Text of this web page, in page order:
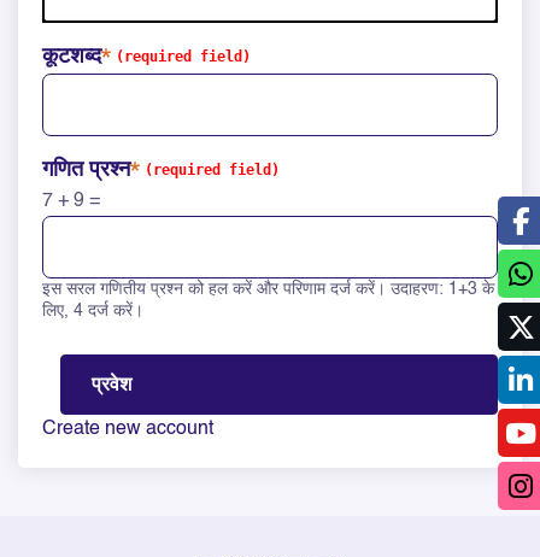
कूटशब्द
गणित प्रश्न
7 + 9 =
Solve this math question: 7 + 9 =
इस सरल गणितीय प्रश्न को हल करें और परिणाम दर्ज करें। उदाहरण: 1+3 के
लिए, 4 दर्ज करें।
Create new account